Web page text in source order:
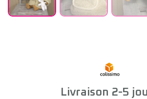
Livraison 2-5